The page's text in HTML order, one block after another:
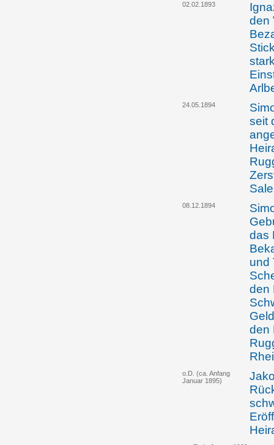
02.02.1893
den
24.05.1894
seit
08.12.1894
das
und
den
den
o.D. (ca. Anfang
Januar 1895)